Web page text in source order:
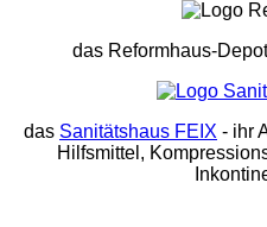
das Reformhaus-Depot
das Sanitätshaus FEIX - ihr
Hilfsmittel,